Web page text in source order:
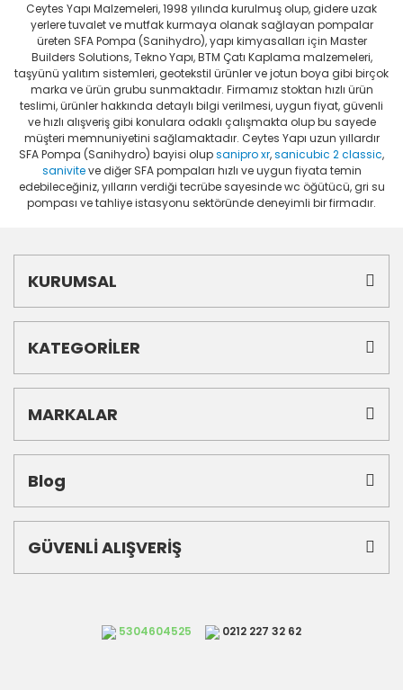
Ceytes Yapı Malzemeleri, 1998 yılında kurulmuş olup, gidere uzak
yerlere tuvalet ve mutfak kurmaya olanak sağlayan pompalar
üreten SFA Pompa (Sanihydro), yapı kimyasalları için Master
Builders Solutions, Tekno Yapı, BTM Çatı Kaplama malzemeleri,
taşyünü yalıtım sistemleri, geotekstil ürünler ve jotun boya gibi birçok
marka ve ürün grubu sunmaktadır. Firmamız stoktan hızlı ürün
teslimi, ürünler hakkında detaylı bilgi verilmesi, uygun fiyat, güvenli
ve hızlı alışveriş gibi konulara odaklı çalışmakta olup bu sayede
müşteri memnuniyetini sağlamaktadır. Ceytes Yapı uzun yıllardır
SFA Pompa (Sanihydro) bayisi olupsanipro xr,sanicubic 2 classic,
saniviteve diğer SFA pompaları hızlı ve uygun fiyata temin
edebileceğiniz, yılların verdiği tecrübe sayesinde wc öğütücü, gri su
pompası ve tahliye istasyonu sektöründe deneyimli bir firmadır.
KURUMSAL
KATEGORİLER
MARKALAR
Blog
GÜVENLİ ALIŞVERİŞ
5304604525 0212 227 32 62